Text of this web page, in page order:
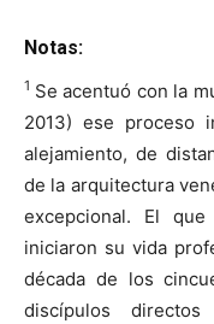
Notas:
1 Se acentuó con la
2013) ese proceso
alejamiento, de
de la arquitectura
excepcional. El
iniciaron su vida
década de los
discípulos